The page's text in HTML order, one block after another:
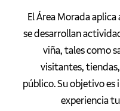
El Área Morada
se desarrollan
viña, tales como
visitantes,
público. Su objetivo
experiencia